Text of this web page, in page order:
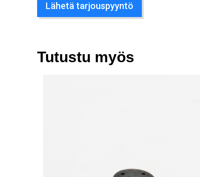
Lähetä tarjouspyyntö
Tutustu myös